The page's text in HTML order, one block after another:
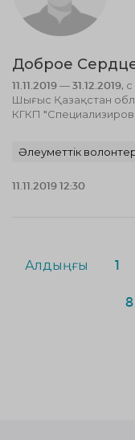
Доброе
11.11.2019 — 31.12.2019,
Шығыс Қазақстан
КГКП
Әлеуметтік
11.11.2019 12:30
Алдыңғы 1
8